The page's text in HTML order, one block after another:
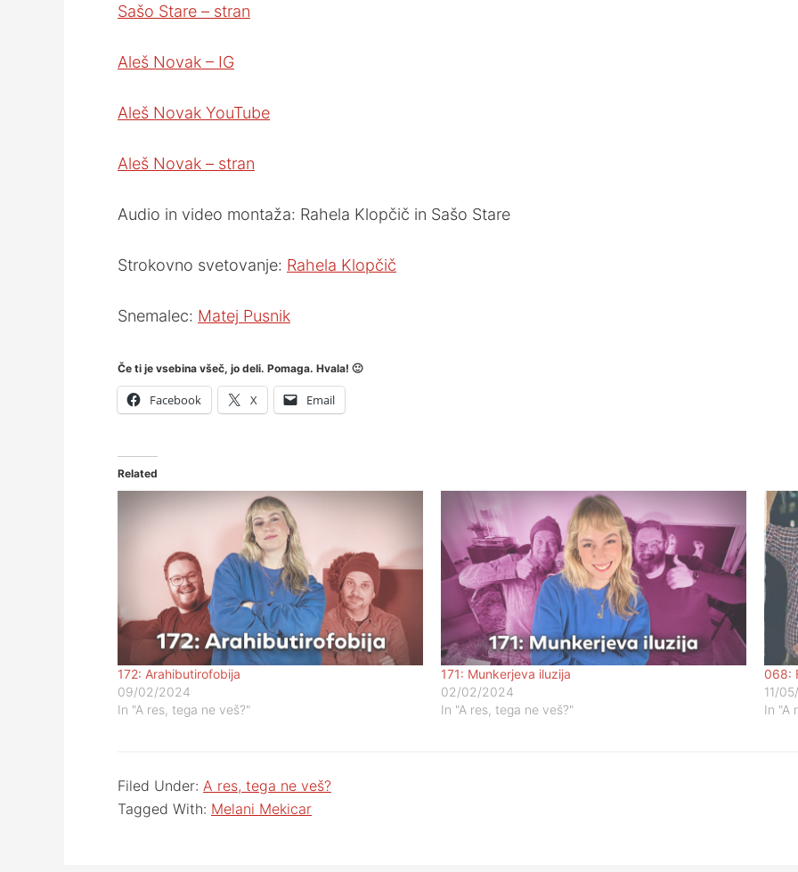
Sašo Stare – stran
Aleš Novak – IG
Aleš Novak YouTube
Aleš Novak – stran
Audio in video montaža: Rahela Klopčič in Sašo Stare
Strokovno svetovanje: Rahela Klopčič
Snemalec: Matej Pusnik
Če ti je vsebina všeč, jo deli. Pomaga. Hvala! 🙂
Facebook X Email
Related
172: Arahibutirofobija
09/02/2024
In "A res, tega ne veš?"
171: Munkerjeva iluzija
02/02/2024
In "A res, tega ne veš?"
068:
11/
In "A
Filed Under: A res, tega ne veš?
Tagged With: Melani Mekicar